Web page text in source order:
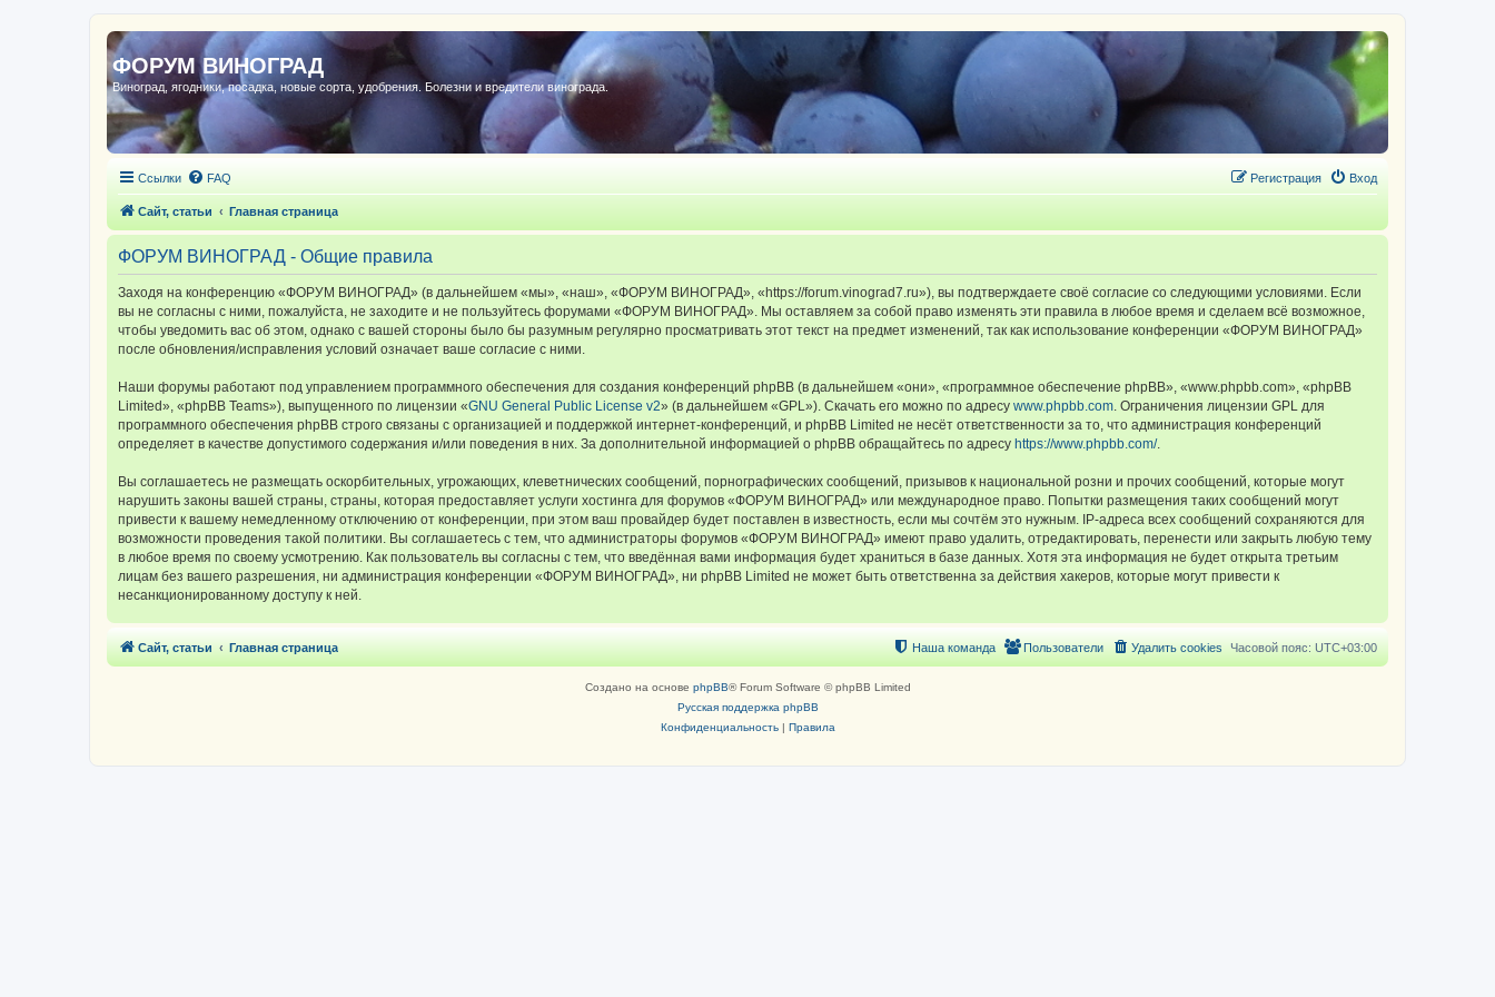
ФОРУМ ВИНОГРАД
Виноград, ягодники, посадка, новые сорта, удобрения. Болезни и вредители винограда.
Ссылки FAQ Вход
Регистрация
Сайт, статьи Главная страница
ФОРУМ ВИНОГРАД - Общие правила
Заходя на конференцию «ФОРУМ ВИНОГРАД» (в дальнейшем «мы», «наш», «ФОРУМ ВИНОГРАД», «https://forum.vinograd7.ru»), вы подтверждаете своё согласие со следующими условиями. Если
вы не согласны с ними, пожалуйста, не заходите и не пользуйтесь форумами «ФОРУМ ВИНОГРАД». Мы оставляем за собой право изменять эти правила в любое время и сделаем всё возможное,
чтобы уведомить вас об этом, однако с вашей стороны было бы разумным регулярно просматривать этот текст на предмет изменений, так как использование конференции «ФОРУМ ВИНОГРАД»
после обновления/исправления условий означает ваше согласие с ними.
Наши форумы работают под управлением программного обеспечения для создания конференций phpBB (в дальнейшем «они», «программное обеспечение phpBB», «www.phpbb.com», «phpBB
Limited», «phpBB Teams»), выпущенного по лицензии «GNU General Public License v2» (в дальнейшем «GPL»). Скачать его можно по адресу www.phpbb.com. Ограничения лицензии GPL для
программного обеспечения phpBB строго связаны с организацией и поддержкой интернет-конференций, и phpBB Limited не несёт ответственности за то, что администрация конференций
определяет в качестве допустимого содержания и/или поведения в них. За дополнительной информацией о phpBB обращайтесь по адресу https://www.phpbb.com/.
Вы соглашаетесь не размещать оскорбительных, угрожающих, клеветнических сообщений, порнографических сообщений, призывов к национальной розни и прочих сообщений, которые могут
нарушить законы вашей страны, страны, которая предоставляет услуги хостинга для форумов «ФОРУМ ВИНОГРАД» или международное право. Попытки размещения таких сообщений могут
привести к вашему немедленному отключению от конференции, при этом ваш провайдер будет поставлен в известность, если мы сочтём это нужным. IP-адреса всех сообщений сохраняются для
возможности проведения такой политики. Вы соглашаетесь с тем, что администраторы форумов «ФОРУМ ВИНОГРАД» имеют право удалить, отредактировать, перенести или закрыть любую тему
в любое время по своему усмотрению. Как пользователь вы согласны с тем, что введённая вами информация будет храниться в базе данных. Хотя эта информация не будет открыта третьим
лицам без вашего разрешения, ни администрация конференции «ФОРУМ ВИНОГРАД», ни phpBB Limited не может быть ответственна за действия хакеров, которые могут привести к
несанкционированному доступу к ней.
Сайт, статьи Главная страница Часовой пояс: UTC+03:00
Удалить cookies
Пользователи
Наша команда
Создано на основе phpBB® Forum Software © phpBB Limited
Русская поддержка phpBB
Конфиденциальность| Правила